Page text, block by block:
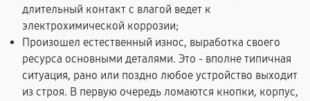
длительный контакт с влагой ведет к
электрохимической коррозии;
Произошел естественный износ, выработка своего
ресурса основными деталями. Это - вполне типичная
ситуация, рано или поздно любое устройство выходит
из строя. В первую очередь ломаются кнопки, корпус,